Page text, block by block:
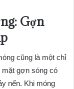
Gợn
cũng là một chỉ
gợn sóng có
nến. Khi móng